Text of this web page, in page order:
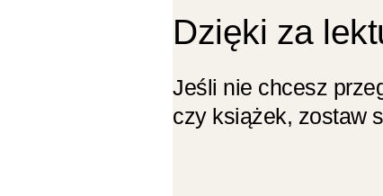
Dzięki za
Jeśli nie chcesz
czy książek, zostaw